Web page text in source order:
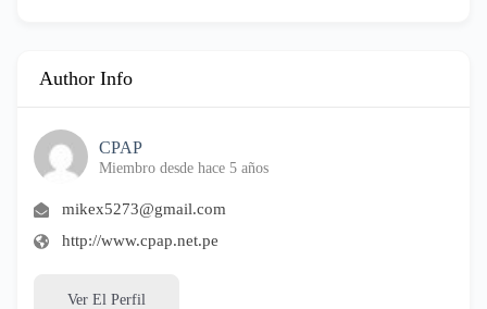
Author Info
CPAP
Miembro desde hace 5 años
mikex5273@gmail.com
http://www.cpap.net.pe
Ver El Perfil